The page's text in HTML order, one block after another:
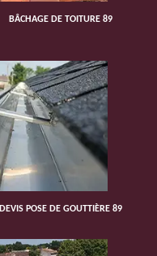
BÂCHAGE DE TOITURE 89
DEVIS POSE DE GOUTTIÈRE 89